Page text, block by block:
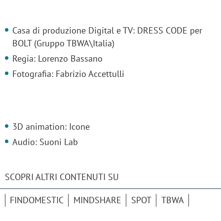
Casa di produzione Digital e TV: DRESS CODE per
BOLT (Gruppo TBWA\Italia)
Regia: Lorenzo Bassano
Fotografia: Fabrizio Accettulli
3D animation: Icone
Audio: Suoni Lab
SCOPRI ALTRI CONTENUTI SU
FINDOMESTIC MINDSHARE SPOT TBWA